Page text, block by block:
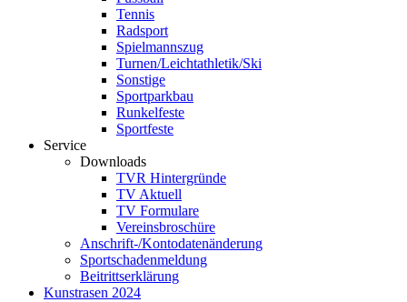
Tennis
Radsport
Spielmannszug
Turnen/Leichtathletik/Ski
Sonstige
Sportparkbau
Runkelfeste
Sportfeste
Service
Downloads
TVR Hintergründe
TV Aktuell
TV Formulare
Vereinsbroschüre
Anschrift-/Kontodatenänderung
Sportschadenmeldung
Beitrittserklärung
Kunstrasen 2024